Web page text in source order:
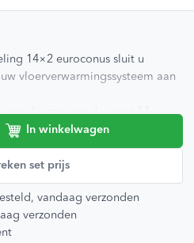
14×2 euroconus sluit u
vloerverwarmingssysteem aan
buizen van de maat 14 x
worden per stuk verkocht.
u twee stuks nodig.
In winkelwagen
set prijs
vandaag verzonden
verzonden